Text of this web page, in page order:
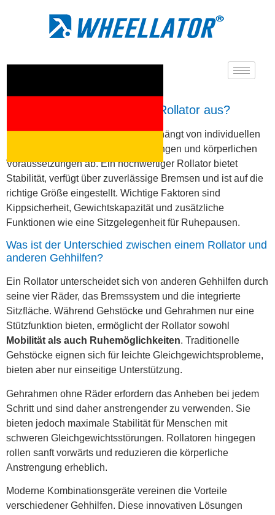
Wie wähle ich einen guten Rollator aus?
Die Auswahl eines guten Rollators hängt von individuellen
Bedürfnissen, Sicherheitsanforderungen und körperlichen
Voraussetzungen ab. Ein hochwertiger Rollator bietet
Stabilität, verfügt über zuverlässige Bremsen und ist auf die
richtige Größe eingestellt. Wichtige Faktoren sind
Kippsicherheit, Gewichtskapazität und zusätzliche
Funktionen wie eine Sitzgelegenheit für Ruhepausen.
Was ist der Unterschied zwischen einem Rollator und
anderen Gehhilfen?
Ein Rollator unterscheidet sich von anderen Gehhilfen durch
seine vier Räder, das Bremssystem und die integrierte
Sitzfläche. Während Gehstöcke und Gehrahmen nur eine
Stützfunktion bieten, ermöglicht der Rollator sowohl
Mobilität als auch Ruhemöglichkeiten. Traditionelle
Gehstöcke eignen sich für leichte Gleichgewichtsprobleme,
bieten aber nur einseitige Unterstützung.
Gehrahmen ohne Räder erfordern das Anheben bei jedem
Schritt und sind daher anstrengender zu verwenden. Sie
bieten jedoch maximale Stabilität für Menschen mit
schweren Gleichgewichtsstörungen. Rollatoren hingegen
rollen sanft vorwärts und reduzieren die körperliche
Anstrengung erheblich.
Moderne Kombinationsgeräte vereinen die Vorteile
verschiedener Gehhilfen. Diese innovativen Lösungen